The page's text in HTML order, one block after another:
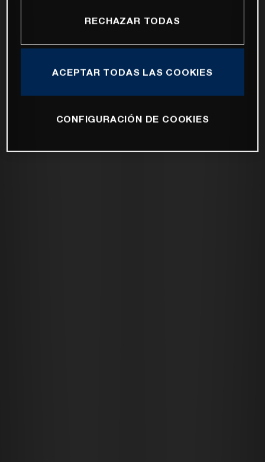
RECHAZAR TODAS
ACEPTAR TODAS LAS COOKIES
CONFIGURACIÓN DE COOKIES